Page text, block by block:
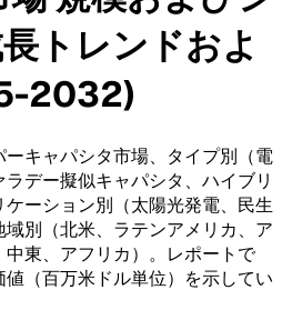
トレンドおよ
2032)
キャパシタ市場、タイプ別（電
デー擬似キャパシタ、ハイブリ
ーション別（太陽光発電、民生
別（北米、ラテンアメリカ、ア
東、アフリカ）。レポートで
（百万米ドル単位）を示してい